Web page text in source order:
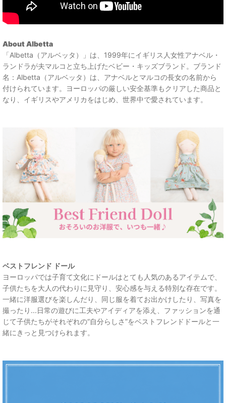
About Albetta
「Albetta（アルベッタ）」は、1999年にイギリス人女性アナベル・
ランドラが夫マルコと立ち上げたベビー・キッズブランド。ブランド
名：Albetta（アルベッタ）は、アナベルとマルコの長女の名前から
付けられています。ヨーロッパの厳しい安全基準もクリアした商品と
なり、イギリスやアメリカをはじめ、世界中で愛されています。
ベストフレンド ドール
ヨーロッパでは子育て文化にドールはとても人気のあるアイテムで、
子供たちを大人の代わりに見守り、安心感を与える特別な存在です。
一緒に洋服選びを楽しんだり、同じ服を着てお出かけしたり、写真を
撮ったり...日常の遊びに工夫やアイディアを添え、ファッションを通
じて子供たちがそれぞれの“自分らしさ”をベストフレンドドールと一
緒にきっと見つけられます。